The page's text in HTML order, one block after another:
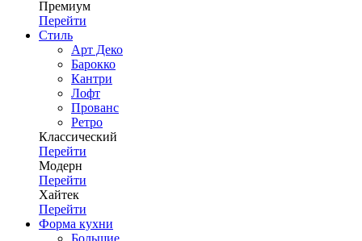
Премиум
Перейти
Стиль
Арт Деко
Барокко
Кантри
Лофт
Прованс
Ретро
Классический
Перейти
Модерн
Перейти
Хайтек
Перейти
Форма кухни
Большие